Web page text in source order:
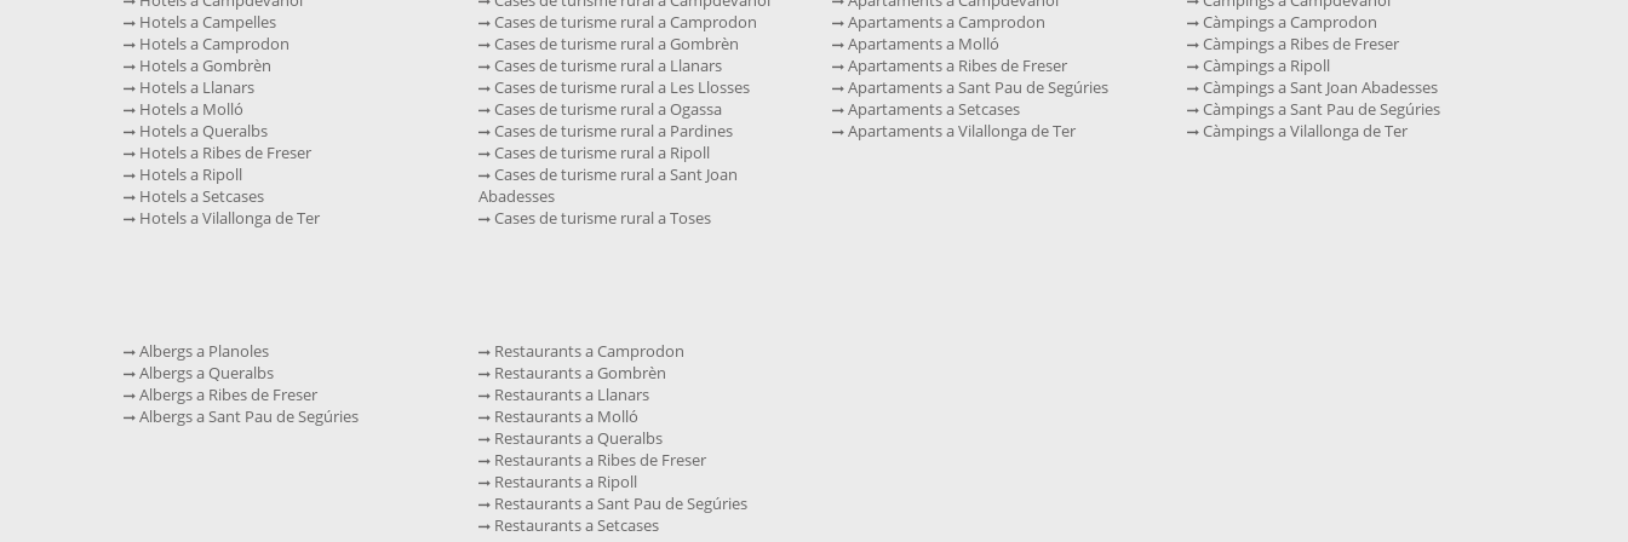
Hotels a Campelles
Hotels a Camprodon
Hotels a Gombrèn
Hotels a Llanars
Hotels a Molló
Hotels a Queralbs
Hotels a Ribes de Freser
Hotels a Ripoll
Hotels a Setcases
Hotels a Vilallonga de Ter
Cases de turisme rural a Camprodon
Cases de turisme rural a Gombrèn
Cases de turisme rural a Llanars
Cases de turisme rural a Les Llosses
Cases de turisme rural a Ogassa
Cases de turisme rural a Pardines
Cases de turisme rural a Ripoll
Cases de turisme rural a Sant Joan
Abadesses
Cases de turisme rural a Toses
Apartaments a Camprodon
Apartaments a Molló
Apartaments a Ribes de Freser
Apartaments a Sant Pau de Segúries
Apartaments a Setcases
Apartaments a Vilallonga de Ter
Càmpings a Camprodon
Càmpings a Ribes de Freser
Càmpings a Ripoll
Càmpings a Sant Joan Abadesses
Càmpings a Sant Pau de Segúries
Càmpings a Vilallonga de Ter
Albergs a Planoles
Albergs a Queralbs
Albergs a Ribes de Freser
Albergs a Sant Pau de Segúries
Restaurants a Camprodon
Restaurants a Gombrèn
Restaurants a Llanars
Restaurants a Molló
Restaurants a Queralbs
Restaurants a Ribes de Freser
Restaurants a Ripoll
Restaurants a Sant Pau de Segúries
Restaurants a Setcases